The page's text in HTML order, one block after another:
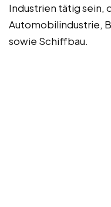
Industrien tätig sein,
Automobilindustrie,
sowie Schiffbau.